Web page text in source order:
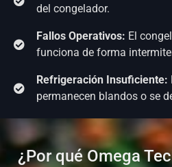
del congelador.
Fallos Operativos: El
funciona de forma
Refrigeración Insuficiente:
permanecen blandos o se
¿Por qué Omega